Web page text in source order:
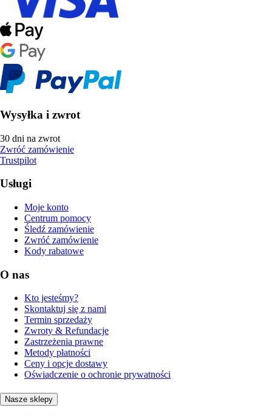
Wysyłka i zwrot
30 dni na zwrot
Zwróć zamówienie
Trustpilot
Usługi
Moje konto
Centrum pomocy
Śledź zamówienie
Zwróć zamówienie
Kody rabatowe
O nas
Kto jesteśmy?
Skontaktuj się z nami
Termin sprzedaży
Zwroty & Refundacje
Zastrzeżenia prawne
Metody płatności
Ceny i opcje dostawy
Oświadczenie o ochronie prywatności
Nasze sklepy